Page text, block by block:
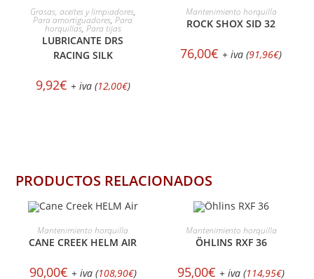
AÑADIR AL CARRITO
Grasas, aceites y limpiadores,
Para amortiguadores,Para
horquillas, Para tijas
LUBRICANTE DRS
RACING SILK
9,92€ + iva (12,00€)
SELECCIONAR OPCIONES
Mantenimiento horquilla
ROCK SHOX SID 32
76,00€ + iva (91,96€)
PRODUCTOS RELACIONADOS
SELECCIONAR OPCIONES
Mantenimiento horquilla
CANE CREEK HELM AIR
90,00€ + iva (108,90€)
SELECCIONAR OPCIONES
Mantenimiento horquilla
ÖHLINS RXF 36
95,00€ + iva (114,95€)